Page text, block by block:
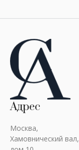
Адрес
Москва,
Хамовнический вал,